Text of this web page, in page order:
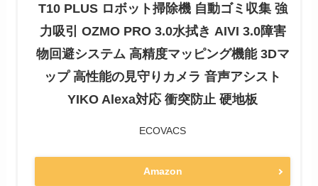
T10 PLUS ロボット掃除機 自動ゴミ収集 強
力吸引 OZMO PRO 3.0水拭き AIVI 3.0障害
物回避システム 高精度マッピング機能 3Dマ
ップ 高性能の見守りカメラ 音声アシスト
YIKO Alexa対応 衝突防止 硬地板
ECOVACS
Amazon